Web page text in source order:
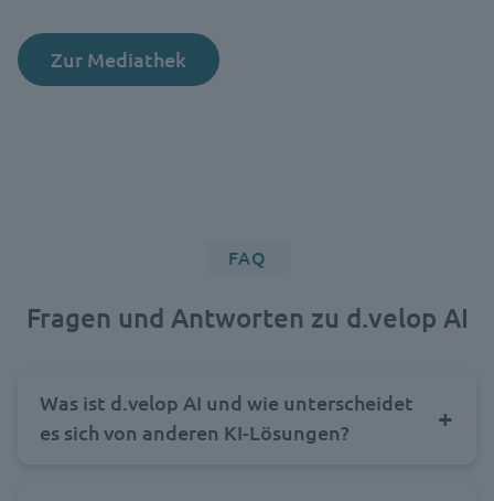
Zur Mediathek
FAQ
Fragen und Antworten zu d.velop AI
Was ist d.velop AI und wie unterscheidet
es sich von anderen KI-Lösungen?